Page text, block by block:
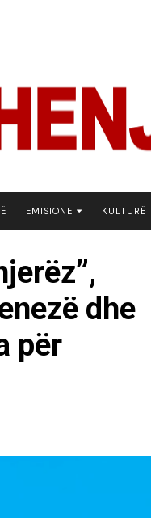
EMISIONE
BOTA NE FOKUS
EKONOMIKS
FJALA
KONAKU
KULTURË
dhe
për